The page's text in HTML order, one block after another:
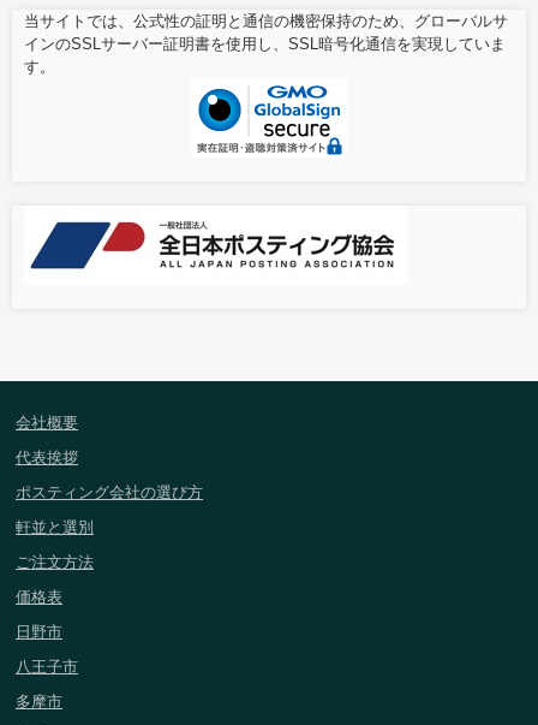
当サイトでは、公式性の証明と通信の機密保持のため、グローバルサ
インのSSLサーバー証明書を使用し、SSL暗号化通信を実現していま
す。
会社概要
代表挨拶
ポスティング会社の選び方
軒並と選別
ご注文方法
価格表
日野市
八王子市
多摩市